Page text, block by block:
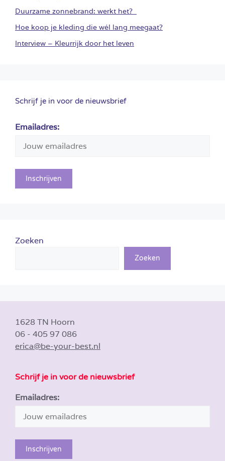
Duurzame zonnebrand: werkt het?
Hoe koop je kleding die wél lang meegaat?
Interview – Kleurrijk door het leven
Schrijf je in voor de nieuwsbrief
Emailadres:
Zoeken
Zoeken
1628 TN Hoorn
06 - 405 97 086
erica@be-your-best.nl
Schrijf je in voor de nieuwsbrief
Emailadres: